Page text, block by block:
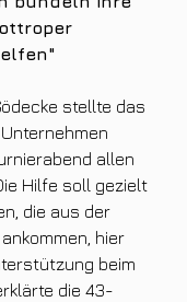
stellte das
allen
Hilfe soll gezielt
die aus der
hier
beim
die 43-